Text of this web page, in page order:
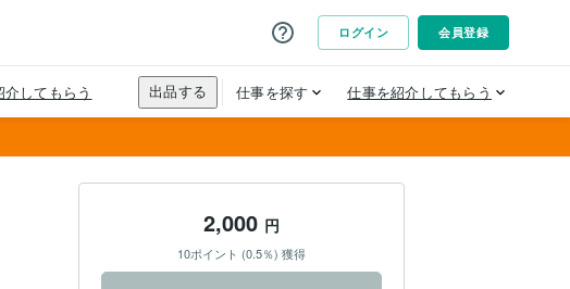
2,000 円
10ポイント (0.5％) 獲得